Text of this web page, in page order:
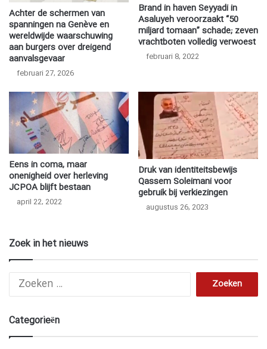
Achter de schermen van
spanningen na Genève en
wereldwijde waarschuwing
aan burgers over dreigend
aanvalsgevaar
februari 27, 2026
Brand in haven Seyyadi in
Asaluyeh veroorzaakt “50
miljard tomaan” schade; zeven
vrachtboten volledig verwoest
februari 8, 2022
Eens in coma, maar
onenigheid over herleving
JCPOA blijft bestaan
april 22, 2022
Druk van identiteitsbewijs
Qassem Soleimani voor
gebruik bij verkiezingen
augustus 26, 2023
Zoek in het nieuws
n
Categorieën